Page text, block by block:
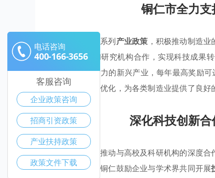
铜仁市全力
铜仁市通过一系列产业政策 ，积极推动制造
企业与高校和研究机构合作，实现科技成果
策，对于有潜力的新兴产业，每年最高奖励
扶持措施不断优化，为各类制造业提供了良
入新的活力。
深化科技创新
铜仁市正积极推动与高校及科研机构的深度合
方合作平台，铜仁鼓励企业与学术界共同开展
电话咨询
400-166-3656
客服咨询
企业政策咨询
招商引资政策
产业扶持政策
政策文件下载